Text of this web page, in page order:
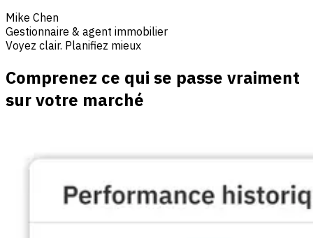
Mike Chen
Gestionnaire & agent immobilier
Voyez clair. Planifiez mieux
Comprenez ce qui se passe vraiment
sur votre marché